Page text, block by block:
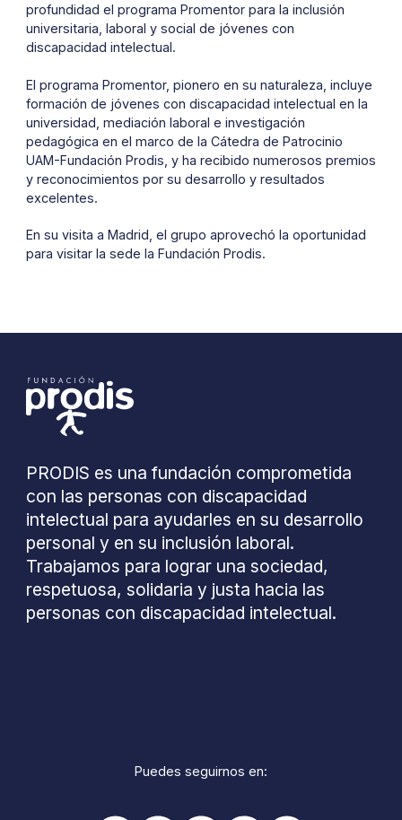
profundidad el programa Promentor para la inclusión
universitaria, laboral y social de jóvenes con
discapacidad intelectual.
El programa Promentor, pionero en su naturaleza, incluye
formación de jóvenes con discapacidad intelectual en la
universidad, mediación laboral e investigación
pedagógica en el marco de la Cátedra de Patrocinio
UAM-Fundación Prodis, y ha recibido numerosos premios
y reconocimientos por su desarrollo y resultados
excelentes.
En su visita a Madrid, el grupo aprovechó la oportunidad
para visitar la sede la Fundación Prodis.
PRODIS es una fundación comprometida
con las personas con discapacidad
intelectual para ayudarles en su desarrollo
personal y en su inclusión laboral.
Trabajamos para lograr una sociedad,
respetuosa, solidaria y justa hacia las
personas con discapacidad intelectual.
Puedes seguirnos en: